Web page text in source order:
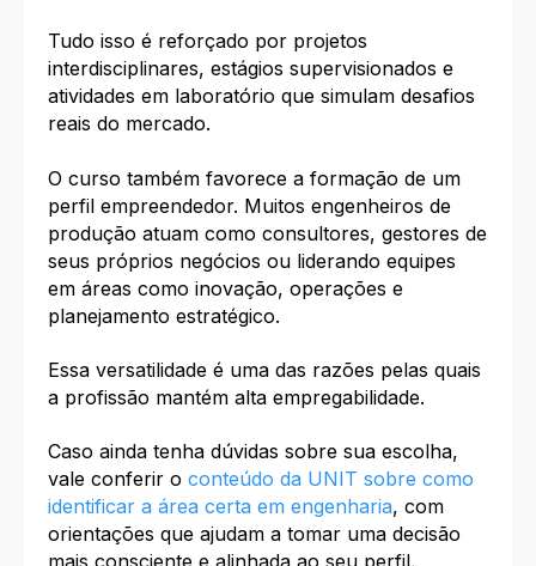
Tudo isso é reforçado por projetos
interdisciplinares, estágios supervisionados e
atividades em laboratório que simulam desafios
reais do mercado.
O curso também favorece a formação de um
perfil empreendedor. Muitos engenheiros de
produção atuam como consultores, gestores de
seus próprios negócios ou liderando equipes
em áreas como inovação, operações e
planejamento estratégico.
Essa versatilidade é uma das razões pelas quais
a profissão mantém alta empregabilidade.
Caso ainda tenha dúvidas sobre sua escolha,
vale conferir o conteúdo da UNIT sobre como
identificar a área certa em engenharia, com
orientações que ajudam a tomar uma decisão